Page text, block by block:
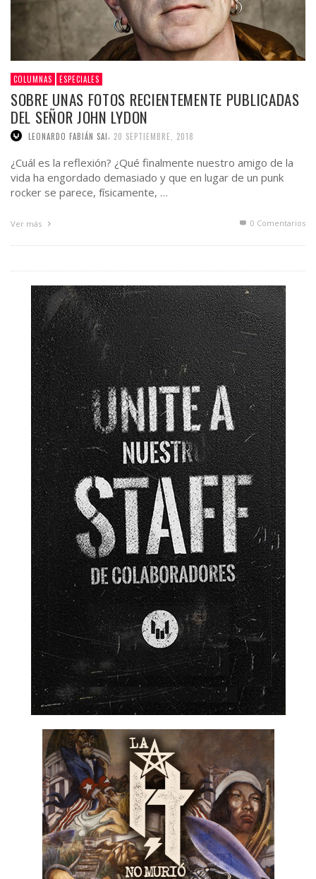
COLUMNAS ESPECIALES
SOBRE UNAS FOTOS RECIENTEMENTE PUBLICADAS
DEL SEÑOR JOHN LYDON
LEONARDO FABIÁN SAI 20 SEPTIEMBRE, 2018
¿Cuál es la reflexión? ¿Qué finalmente nuestro amigo de la
vida ha engordado demasiado y que en lugar de un punk
rocker se parece, físicamente, …
Ver más 0 Comentarios